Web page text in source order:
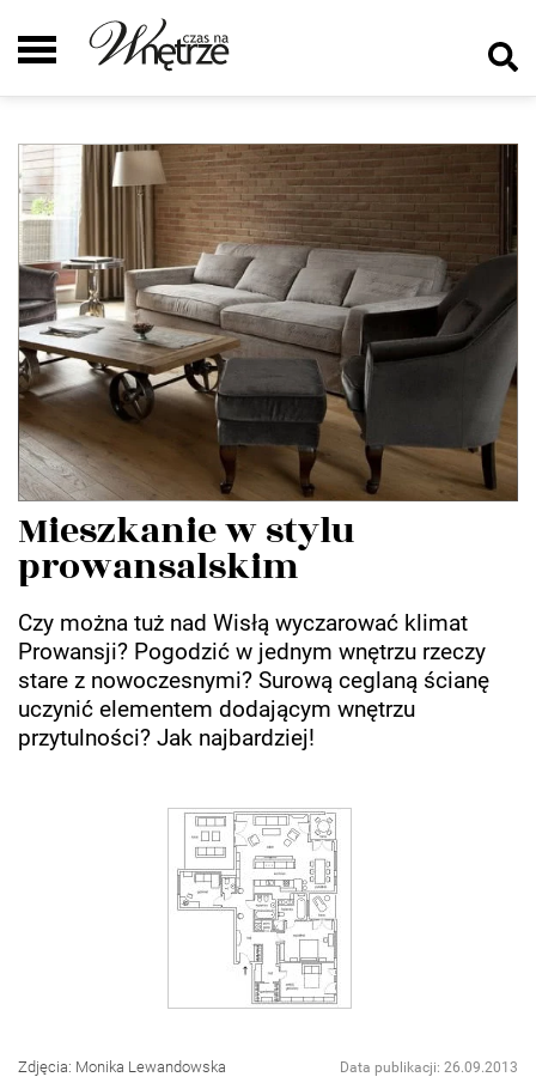
Mieszkanie w stylu
prowansalskim
Czy można tuż nad Wisłą wyczarować klimat
Prowansji? Pogodzić w jednym wnętrzu rzeczy
stare z nowoczesnymi? Surową ceglaną ścianę
uczynić elementem dodającym wnętrzu
przytulności? Jak najbardziej!
Zdjęcia: Monika Lewandowska
Data publikacji: 26.09.2013